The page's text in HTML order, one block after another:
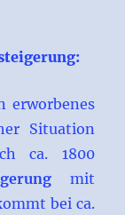
erworbenes
Situation
ca. 1800
mit
bei ca.